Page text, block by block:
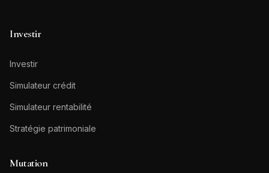
Investir
Investir
Simulateur crédit
Simulateur rentabilité
Stratégie patrimoniale
Mutation